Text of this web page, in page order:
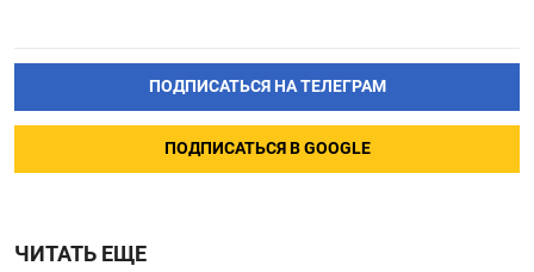
ПОДПИСАТЬСЯ НА ТЕЛЕГРАМ
ПОДПИСАТЬСЯ В GOOGLE
ЧИТАТЬ ЕЩЕ